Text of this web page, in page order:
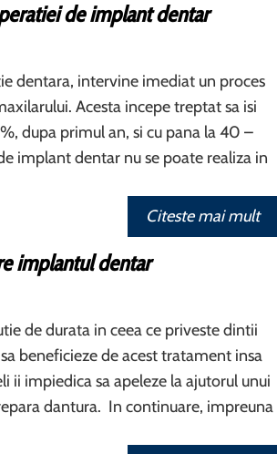
de implant dentar
dentara, intervine imediat un proces
Acesta incepe treptat sa isi
dupa primul an, si cu pana la 40 –
implant dentar nu se poate realiza in
Citeste mai mult
implantul dentar
de durata in ceea ce priveste dintii
beneficieze de acest tratament insa
ii impiedica sa apeleze la ajutorul unui
dantura. In continuare, impreuna